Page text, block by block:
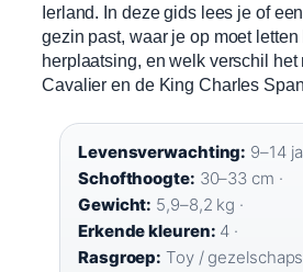
Ierland. In deze gids lees je of
gezin past, waar je op moet
herplaatsing, en welk verschil het
Cavalier en de King Charles
Levensverwachting: 9–14
Schofthoogte: 30–33 cm ·
Gewicht: 5,9–8,2 kg ·
Erkende kleuren: 4 ·
Rasgroep: Toy /